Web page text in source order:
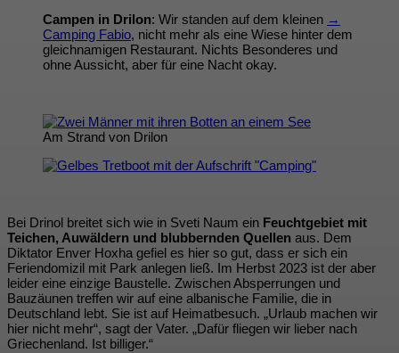
Campen in Drilon: Wir standen auf dem kleinen →
Camping Fabio, nicht mehr als eine Wiese hinter dem
gleichnamigen Restaurant. Nichts Besonderes und
ohne Aussicht, aber für eine Nacht okay.
Am Strand von Drilon
Bei Drinol breitet sich wie in Sveti Naum ein Feuchtgebiet mit
Teichen, Auwäldern und blubbernden Quellen aus. Dem
Diktator Enver Hoxha gefiel es hier so gut, dass er sich ein
Feriendomizil mit Park anlegen ließ. Im Herbst 2023 ist der aber
leider eine einzige Baustelle. Zwischen Absperrungen und
Bauzäunen treffen wir auf eine albanische Familie, die in
Deutschland lebt. Sie ist auf Heimatbesuch. „Urlaub machen wir
hier nicht mehr“, sagt der Vater. „Dafür fliegen wir lieber nach
Griechenland. Ist billiger.“